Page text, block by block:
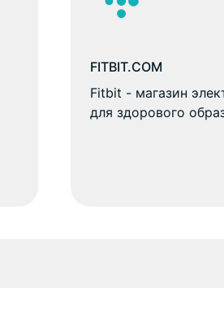
FITBIT.COM
Fitbit - магазин
для здорового